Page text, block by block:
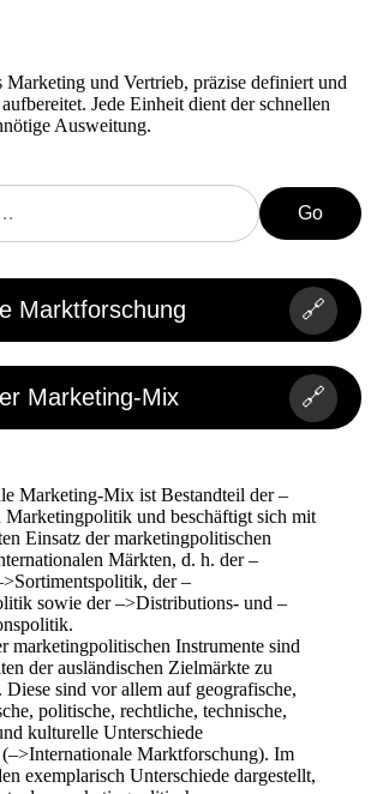
Marketing und Vertrieb, präzise definiert und
Jede Einheit dient der schnellen
Ausweitung.
Go
Marktforschung 🔗
Marketing-Mix 🔗
Marketing-Mix ist Bestandteil der –
Marketingpolitik und beschäftigt sich mit
Einsatz der marketingpolitischen
Märkten, d. h. der –
der –
sowie der –>Distributions- und –
marketingpolitischen Instrumente sind
der ausländischen Zielmärkte zu
Diese sind vor allem auf geografische,
politische, rechtliche, technische,
kulturelle Unterschiede
Marktforschung). Im
exemplarisch Unterschiede dargestellt,